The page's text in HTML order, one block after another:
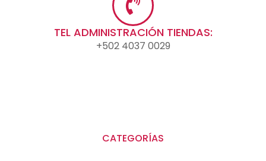
TEL ADMINISTRACIÓN TIENDAS:
+502 4037 0029
CATEGORÍAS